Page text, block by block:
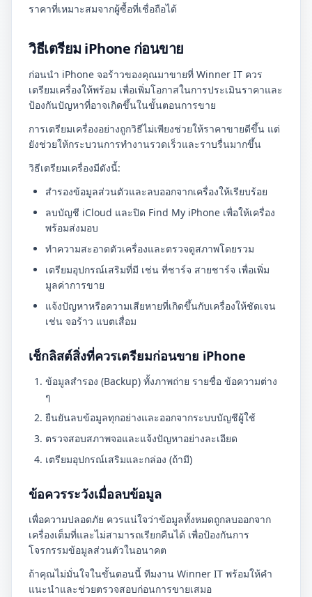
ราคาที่เหมาะสมจากผู้ซื้อที่เชื่อถือได้
วิธีเตรียม iPhone ก่อนขาย
ก่อนนำ iPhone จอร้าวของคุณมาขายที่ Winner IT ควร
เตรียมเครื่องให้พร้อม เพื่อเพิ่มโอกาสในการประเมินราคาและ
ป้องกันปัญหาที่อาจเกิดขึ้นในขั้นตอนการขาย
การเตรียมเครื่องอย่างถูกวิธีไม่เพียงช่วยให้ราคาขายดีขึ้น แต่
ยังช่วยให้กระบวนการทำงานรวดเร็วและราบรื่นมากขึ้น
วิธีเตรียมเครื่องมีดังนี้:
สำรองข้อมูลส่วนตัวและลบออกจากเครื่องให้เรียบร้อย
ลบบัญชี iCloud และปิด Find My iPhone เพื่อให้เครื่อง
พร้อมส่งมอบ
ทำความสะอาดตัวเครื่องและตรวจดูสภาพโดยรวม
เตรียมอุปกรณ์เสริมที่มี เช่น ที่ชาร์จ สายชาร์จ เพื่อเพิ่ม
มูลค่าการขาย
แจ้งปัญหาหรือความเสียหายที่เกิดขึ้นกับเครื่องให้ชัดเจน
เช่น จอร้าว แบตเสื่อม
เช็กลิสต์สิ่งที่ควรเตรียมก่อนขาย iPhone
ข้อมูลสำรอง (Backup) ทั้งภาพถ่าย รายชื่อ ข้อความต่าง
ๆ
ยืนยันลบข้อมูลทุกอย่างและออกจากระบบบัญชีผู้ใช้
ตรวจสอบสภาพจอและแจ้งปัญหาอย่างละเอียด
เตรียมอุปกรณ์เสริมและกล่อง (ถ้ามี)
ข้อควรระวังเมื่อลบข้อมูล
เพื่อความปลอดภัย ควรแน่ใจว่าข้อมูลทั้งหมดถูกลบออกจาก
เครื่องเต็มที่และไม่สามารถเรียกคืนได้ เพื่อป้องกันการ
โจรกรรมข้อมูลส่วนตัวในอนาคต
ถ้าคุณไม่มั่นใจในขั้นตอนนี้ ทีมงาน Winner IT พร้อมให้คำ
แนะนำและช่วยตรวจสอบก่อนการขายเสมอ